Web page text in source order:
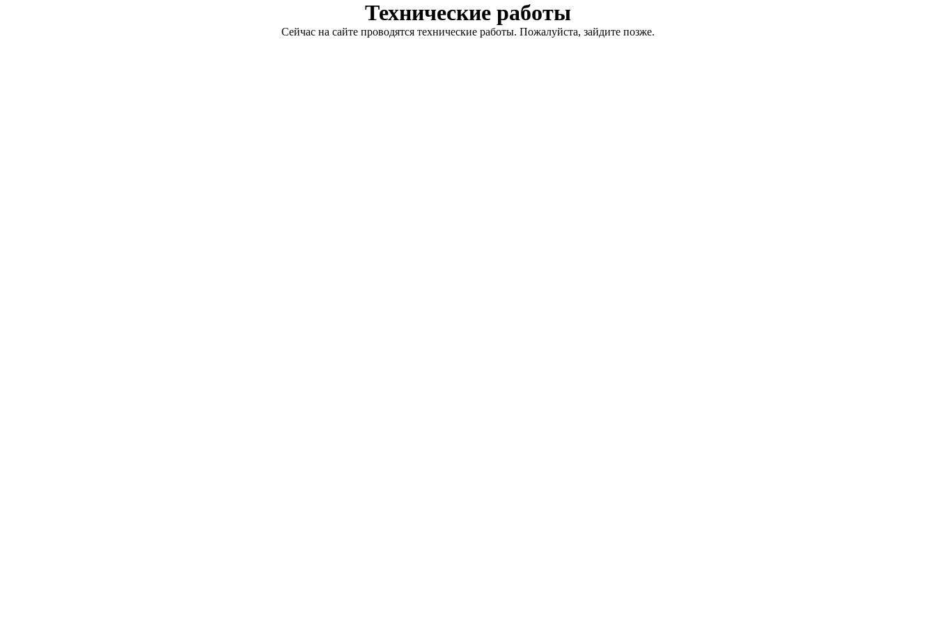
Технические работы
Сейчас на сайте проводятся технические работы. Пожалуйста, зайдите позже.